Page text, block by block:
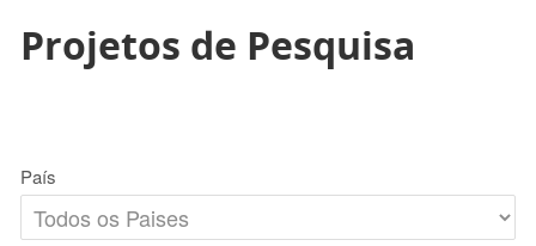
Projetos de Pesquisa
País